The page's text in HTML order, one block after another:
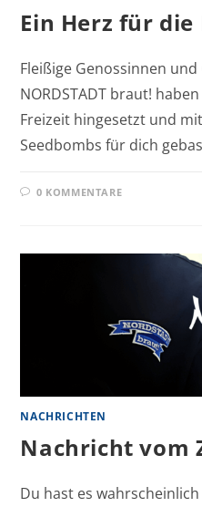
Ein Herz für
Fleißige Genossinnen
NORDSTADT braut!
Freizeit hingesetzt und
Seedbombs für dich
0 KOMMENTARE
NACHRICHTEN
Nachricht vom
Du hast es